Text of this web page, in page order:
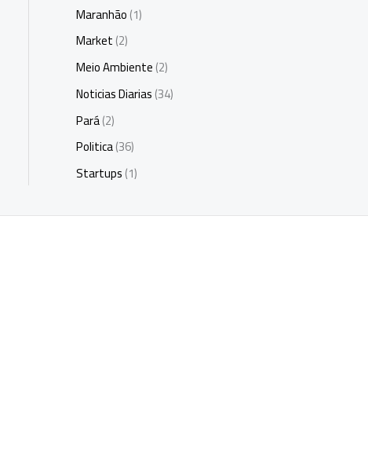
Maranhão(1)
Market(2)
Meio Ambiente(2)
Noticias Diarias(34)
Pará(2)
Politica(36)
Startups(1)